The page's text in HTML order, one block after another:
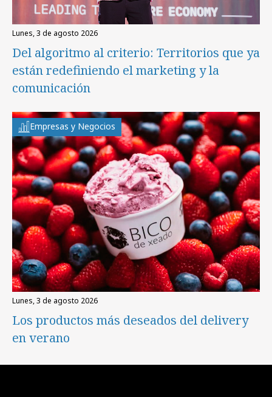
lunes, 3 de agosto 2026
Del algoritmo al criterio: Territorios que ya
están redefiniendo el marketing y la
comunicación
Empresas y Negocios
lunes, 3 de agosto 2026
Los productos más deseados del delivery
en verano